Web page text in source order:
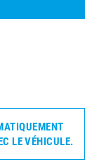
LE VÉHICULE.